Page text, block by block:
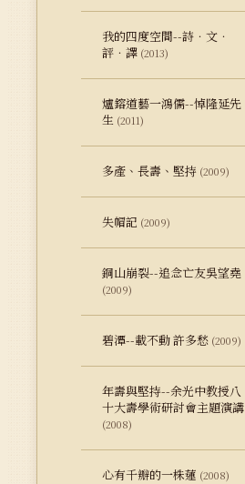
我的四度空間--詩．文．
評．譯 (2013)
爐鎔道藝一鴻儒--悼隆延先
生 (2011)
多產、長壽、堅持 (2009)
失帽記 (2009)
銅山崩裂--追念亡友吳望堯
(2009)
碧潭--載不動 許多愁 (2009)
年壽與堅持--余光中教授八
十大壽學術研討會主題演講
(2008)
心有千瓣的一株蓮 (2008)